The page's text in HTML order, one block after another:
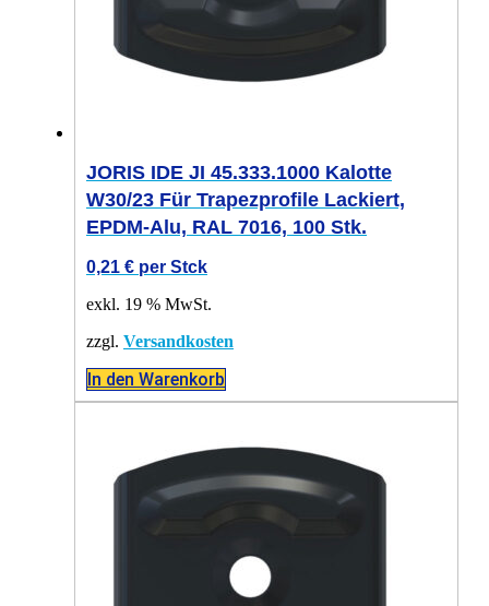
JORIS IDE JI 45.333.1000 Kalotte
W30/23 Für Trapezprofile Lackiert,
EPDM-Alu, RAL 7016, 100 Stk.
0,21 € per Stck
exkl. 19 % MwSt.
zzgl. Versandkosten
In den Warenkorb